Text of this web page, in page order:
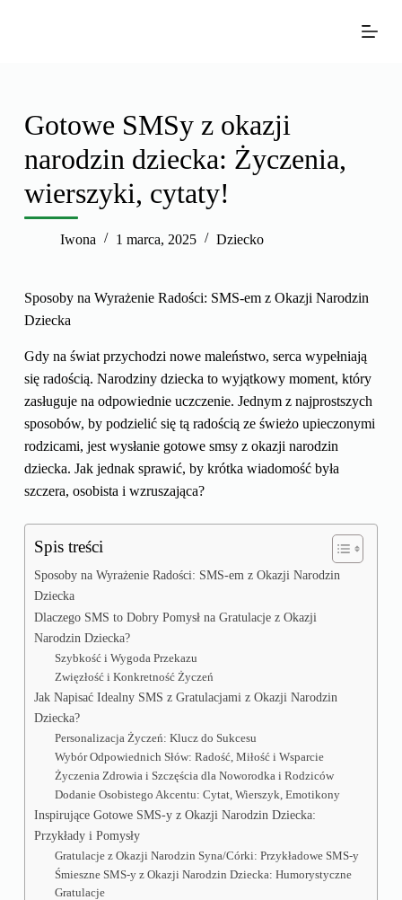
Gotowe SMSy z okazji
narodzin dziecka: Życzenia,
wierszyki, cytaty!
Iwona 1 marca, 2025 Dziecko
Sposoby na Wyrażenie Radości: SMS-em z Okazji Narodzin
Dziecka
Gdy na świat przychodzi nowe maleństwo, serca wypełniają
się radością. Narodziny dziecka to wyjątkowy moment, który
zasługuje na odpowiednie uczczenie. Jednym z najprostszych
sposobów, by podzielić się tą radością ze świeżo upieczonymi
rodzicami, jest wysłanie gotowe smsy z okazji narodzin
dziecka. Jak jednak sprawić, by krótka wiadomość była
szczera, osobista i wzruszająca?
Spis treści
Sposoby na Wyrażenie Radości: SMS-em z Okazji Narodzin
Dziecka
Dlaczego SMS to Dobry Pomysł na Gratulacje z Okazji
Narodzin Dziecka?
Szybkość i Wygoda Przekazu
Zwięzłość i Konkretność Życzeń
Jak Napisać Idealny SMS z Gratulacjami z Okazji Narodzin
Dziecka?
Personalizacja Życzeń: Klucz do Sukcesu
Wybór Odpowiednich Słów: Radość, Miłość i Wsparcie
Życzenia Zdrowia i Szczęścia dla Noworodka i Rodziców
Dodanie Osobistego Akcentu: Cytat, Wierszyk, Emotikony
Inspirujące Gotowe SMS-y z Okazji Narodzin Dziecka:
Przykłady i Pomysły
Gratulacje z Okazji Narodzin Syna/Córki: Przykładowe SMS-y
Śmieszne SMS-y z Okazji Narodzin Dziecka: Humorystyczne
Gratulacje